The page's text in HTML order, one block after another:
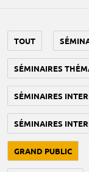
TOUT
SÉMINAIRES
SÉMINAIRES
SÉMINAIRES
GRAND PUBLIC